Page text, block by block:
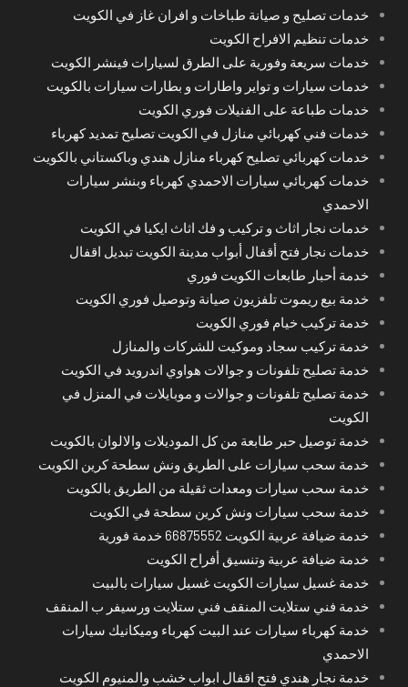
خدمات تصليح و صيانة طباخات و افران غاز في الكويت
خدمات تنظيم الافراح الكويت
خدمات سريعة وفورية على الطرق لسيارات فينشر الكويت
خدمات سيارات و تواير واطارات و بطارات سيارات بالكويت
خدمات طباعة على الفنيلات فوري الكويت
خدمات فني كهربائي منازل في الكويت تصليح تمديد كهرباء
خدمات كهربائي تصليح كهرباء منازل هندي وباكستاني بالكويت
خدمات كهربائي سيارات الاحمدي كهرباء وبنشر سيارات
الاحمدي
خدمات نجار اثاث و تركيب و فك اثاث ايكيا في الكويت
خدمات نجار فتح أقفال أبواب مدينة الكويت تبديل اقفال
خدمة أحبار طابعات الكويت فوري
خدمة بيع ريموت تلفزيون صيانة وتوصيل فوري الكويت
خدمة تركيب خيام فوري الكويت
خدمة تركيب سجاد وموكيت للشركات والمنازل
خدمة تصليح تلفونات و جوالات هواوي اندرويد في الكويت
خدمة تصليح تلفونات و جوالات و موبايلات في المنزل في
الكويت
خدمة توصيل حبر طابعة من كل الموديلات والالوان بالكويت
خدمة سحب سيارات على الطريق ونش سطحة كرين الكويت
خدمة سحب سيارات ومعدات ثقيلة من الطريق بالكويت
خدمة سحب سيارات ونش كرين سطحة في الكويت
خدمة ضيافة عربية الكويت 66875552 خدمة فورية
خدمة ضيافة عربية وتنسيق أفراح الكويت
خدمة غسيل سيارات الكويت غسيل سيارات بالبيت
خدمة فني ستلايت المنقف فني ستلايت ورسيفر ب المنقف
خدمة كهرباء سيارات عند البيت كهرباء وميكانيك سيارات
الاحمدي
خدمة نجار هندي فتح اقفال ابواب خشب والمنيوم الكويت